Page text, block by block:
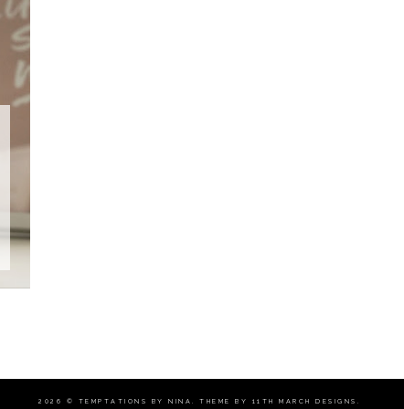
2026 © TEMPTATIONS BY NINA . THEME BY 11TH MARCH DESIGNS .